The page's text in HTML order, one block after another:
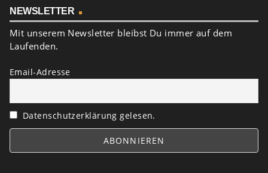
NEWSLETTER
Mit unserem Newsletter bleibst Du immer auf dem
Laufenden.
Email-Adresse
Datenschutzerklärung gelesen.